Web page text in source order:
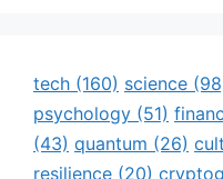
tech (160) science
psychology (51)
(43) quantum (26)
resilience (20)